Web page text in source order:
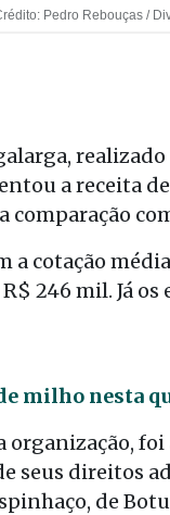
Pedro Rebouças /
a receita
comparação
a cotação
246 mil. Já
milho nesta
foi
seus direitos
de